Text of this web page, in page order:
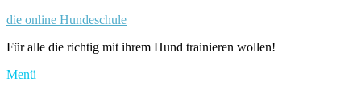
Zum
springen
die online Hundeschule
Für alle die richtig mit ihrem Hund trainieren wollen!
Menü